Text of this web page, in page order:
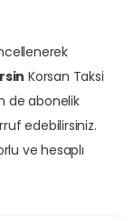
Korsan Taksi
de abonelik
edebilirsiniz.
ve hesaplı